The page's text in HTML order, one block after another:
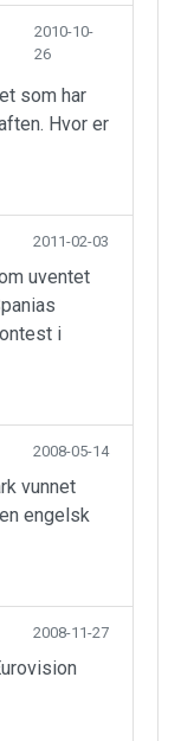
2010-10-
26
som har
Hvor er
2011-02-03
uventet
i
2008-05-14
vunnet
engelsk
2008-11-27